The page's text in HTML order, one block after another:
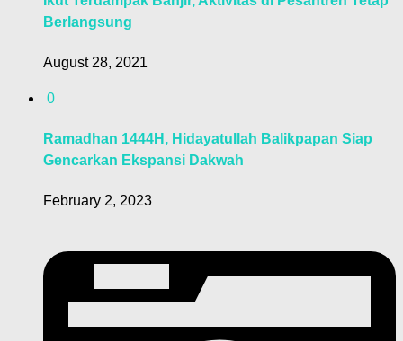
Berlangsung
August 28, 2021
0
Ramadhan 1444H, Hidayatullah Balikpapan Siap
Gencarkan Ekspansi Dakwah
February 2, 2023